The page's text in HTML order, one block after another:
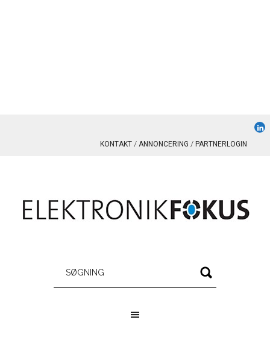
KONTAKT ANNONCERING PARTNERLOGIN